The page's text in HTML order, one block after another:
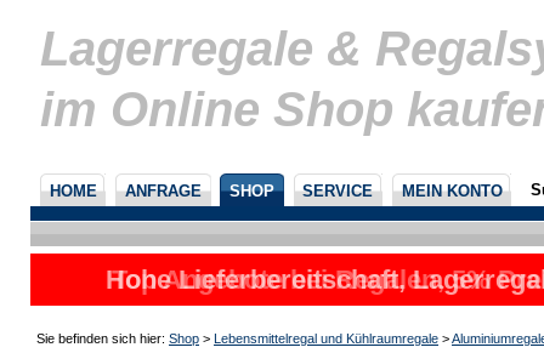
Lagerregale &
im Online Shop
HOME ANFRAGE SHOP SERVICE MEIN KONTO
Top Angebote bei Regalen, 5%
Hohe Lieferbereitschaft,
nicht
Sie befinden sich hier: Shop > Lebensmittelregal und Kühlraumregale >